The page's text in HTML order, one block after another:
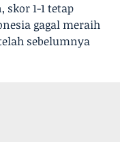
1-1 tetap
gagal meraih
sebelumnya